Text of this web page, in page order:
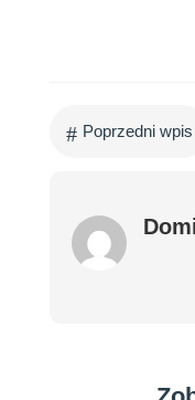
# Poprzedni wpis